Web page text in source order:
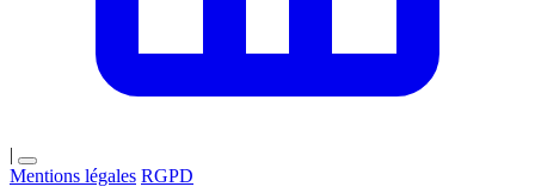
|
Mentions légales RGPD